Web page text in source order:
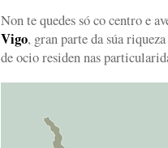
Non te quedes só co centro e
Vigo, gran parte da súa
de ocio residen nas